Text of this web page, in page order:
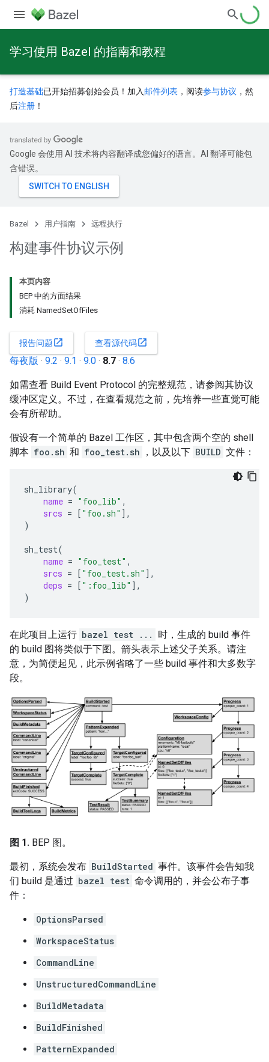
学习使用 Bazel 的指南和教程
打造基础已开始招募创始会员！加入 邮件列表 ，阅读参与协议 ，然
后注册 ！
Google 会使用 AI 技术将内容翻译成您偏好的语言。AI 翻译可能包
含错误。
Bazel 用户指南 远程执行
构建事件协议示例
本页内容
BEP 中的方面结果
消耗 NamedSetOfFiles
报告问题open_in_new 查看源代码open_in_new
每夜版 · 9.2 · 9.1 · 9.0 · 8.7 · 8.6
如需查看 Build Event Protocol 的完整规范，请参阅其协议
缓冲区定义。不过，在查看规范之前，先培养一些直觉可能
会有所帮助。
假设有一个简单的 Bazel 工作区，其中包含两个空的 shell
脚本 foo.sh 和 foo_test.sh ，以及以下 BUILD 文件：
sh_library(
name = "foo_lib"
srcs = [ "foo.sh" ]
)
sh_test(
name = "foo_test"
srcs = [ "foo_test.sh" ]
deps = [ ":foo_lib" ]
)
在此项目上运行 bazel test ...
时，生成的 build 事件
的 build 图将类似于下图。箭头表示上述父子关系。请注
意，为简便起见，此示例省略了一些 build 事件和大多数字
段。
图 1. BEP 图。
最初，系统会发布 BuildStarted 事件。该事件会告知我
们 build 是通过 bazel test 命令调用的，并会公布子事
件：
OptionsParsed
WorkspaceStatus
CommandLine
UnstructuredCommandLine
BuildMetadata
BuildFinished
PatternExpanded